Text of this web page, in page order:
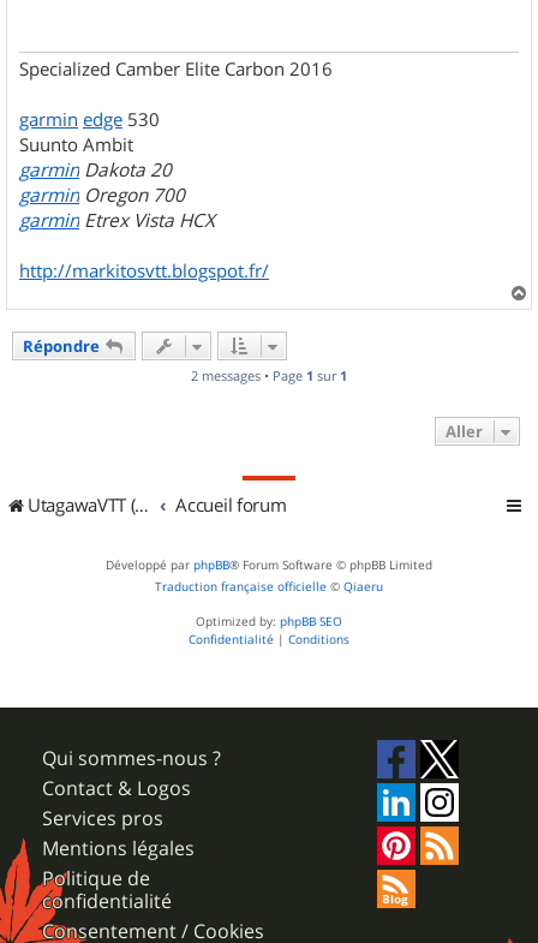
Specialized Camber Elite Carbon 2016
garmin edge 530
Suunto Ambit
garmin Dakota 20
garmin Oregon 700
garmin Etrex Vista HCX
http://markitosvtt.blogspot.fr/
a
Répondre
2 messages • Page 1 sur 1
Aller
UtagawaVTT (Randos VTT et VTTAE avec traces GPS) Accueil forum
Développé par phpBB® Forum Software © phpBB Limited
Traduction française officielle © Qiaeru
Optimized by: phpBB SEO
Confidentialité | Conditions
Qui sommes-nous ?
Contact & Logos
Services pros
Mentions légales
Politique de
confidentialité
Consentement / Cookies